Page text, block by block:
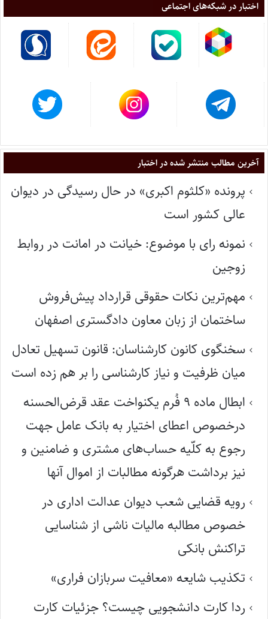
اختبار در شبکه‌های اجتماعی
آخرین مطالب منتشر شده در اختبار
پرونده «کلثوم اکبری» در حال رسیدگی در دیوان
عالی کشور است
نمونه رای با موضوع: خیانت در امانت در روابط
زوجین
مهم‌ترین نکات حقوقی قرارداد پیش‌فروش
ساختمان از زبان معاون دادگستری اصفهان
سخنگوی کانون کارشناسان: قانون تسهیل تعادل
میان ظرفیت و نیاز کارشناسی را بر هم زده است
ابطال ماده ۹ فُرم یکنواخت عقد قرض‌الحسنه
درخصوص اعطای اختیار به بانک عامل جهت
رجوع به کلّیه حساب‌های مشتری و ضامنین و
نیز برداشت هرگونه مطالبات از اموال آنها
رویه قضایی شعب دیوان عدالت اداری در
خصوص مطالبه مالیات ناشی از شناسایی
تراکنش بانکی
تکذیب شایعه «معافیت سربازان فراری»
ردا کارت دانشجویی چیست؟ جزئیات کارت